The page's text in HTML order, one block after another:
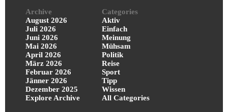
Archive
August 2026
Juli 2026
Juni 2026
Mai 2026
April 2026
März 2026
Februar 2026
Jänner 2026
Dezember 2025
Explore Archive
Categories
Aktiv
Einfach
Meinung
Mühsam
Politik
Reise
Sport
Tipp
Wissen
All Categories